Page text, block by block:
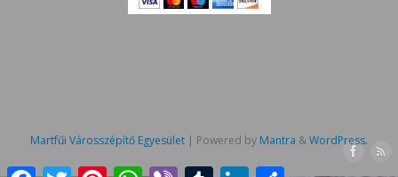
Martfűi Városszépítő Egyesület | Powered by Mantra &WordPress.
FacebookTwitterPinterestWhatsApp
Viber Tumblr LinkedIn Ossza